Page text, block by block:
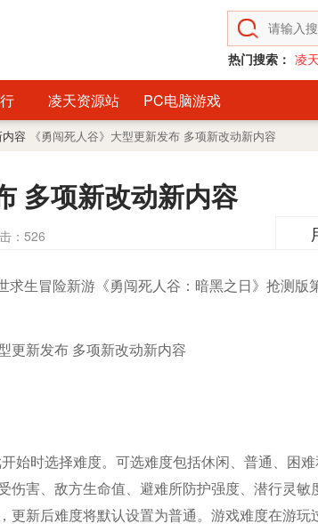
热门搜索： 凌
凌天资源站 PC电脑游戏
容 《勇闯死人谷》大型更新发布 多项新改动新内容
多项新改动新内容
： 526
生冒险新游《勇闯死人谷：暗黑之日》抢测版
时选择难度。可选难度包括休闲、普通、困难
伤害、敌方生命值、避难所防护强度、潜行灵敏
更新后难度将默认设置为普通。游戏难度在游玩